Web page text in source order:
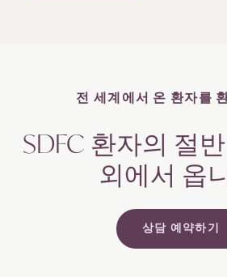
전 세계에서 온 환자를
SDFC 환자의 절
외에서 옵
상담 예약하기